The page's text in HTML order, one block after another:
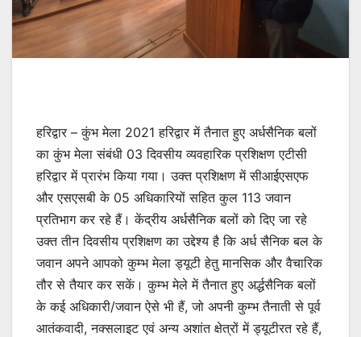
हरिद्वार – कुंभ मेला 2021 हरिद्वार में तैनात हुए अर्धसैनिक बलों
का कुंभ मेला संबंधी 03 दिवसीय व्यवहारिक प्रशिक्षण एटीसी
हरिद्वार में प्रारंभ किया गया। उक्त प्रशिक्षण में सीआईएसएफ
और एसएसबी के 05 अधिकारियों सहित कुल 113 जवान
प्रतिभाग कर रहे हैं। केंद्रीय अर्धसैनिक बलों को दिए जा रहे
उक्त तीन दिवसीय प्रशिक्षण का उद्देश्य है कि अर्ध सैनिक बल के
जवान अपने आपको कुम्भ मेला ड्यूटी हेतु मानसिक और वैचारिक
तौर से तैयार कर सकें। कुम्भ मेले में तैनात हुए अर्द्धसैनिक बलों
के कई अधिकारी/जवान ऐसे भी हैं, जो अपनी कुम्भ तैनाती से पूर्व
आतंकवादी, नक्सलाइट एवं अन्य अशांत क्षेत्रों में ड्यूटीरत रहे हैं,